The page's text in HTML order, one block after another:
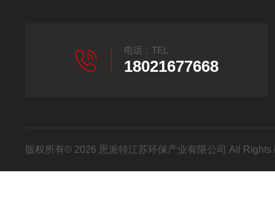
电话：TEL
18021677668
版权所有© 2026 恩派特江苏环保产业有限公司 All